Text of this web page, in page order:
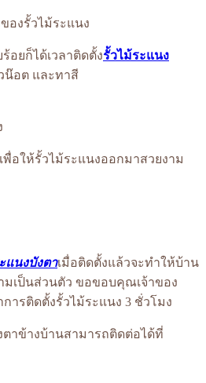
องรั้วไม้ระแนง
อยก็ได้เวลาติดตั้งรั้วไม้ระแนง
น๊อต และทาสี
อให้รั้วไม้ระแนงออกมาสวยงาม
แนงบังตาเมื่อติดตั้งแล้วจะทำให้บ้าน
มเป็นส่วนตัว ขอขอบคุณเจ้าของ
ารติดตั้งรั้วไม้ระแนง 3 ชั่วโมง
าข้างบ้านสามารถติดต่อได้ที่